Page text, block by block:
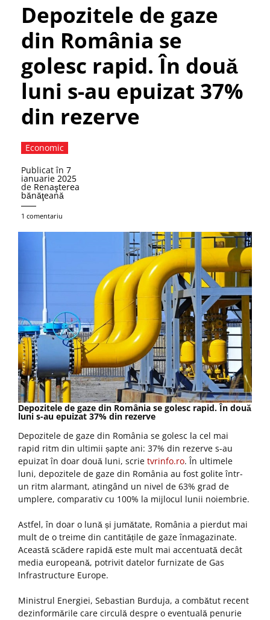
Depozitele de gaze
din România se
golesc rapid. În două
luni s-au epuizat 37%
din rezerve
Economic
Publicat în 7
ianuarie 2025
de Renaşterea
bănăţeană
1 comentariu
Depozitele de gaze din România se golesc rapid. În două
luni s-au epuizat 37% din rezerve
Depozitele de gaze din România se golesc la cel mai
rapid ritm din ultimii șapte ani: 37% din rezerve s-au
epuizat în doar două luni, scrie tvrinfo.ro. În ultimele
luni, depozitele de gaze din România au fost golite într-
un ritm alarmant, atingând un nivel de 63% grad de
umplere, comparativ cu 100% la mijlocul lunii noiembrie.
Astfel, în doar o lună și jumătate, România a pierdut mai
mult de o treime din cantitățile de gaze înmagazinate.
Această scădere rapidă este mult mai accentuată decât
media europeană, potrivit datelor furnizate de Gas
Infrastructure Europe.
Ministrul Energiei, Sebastian Burduja, a combătut recent
dezinformările care circulă despre o eventuală penurie